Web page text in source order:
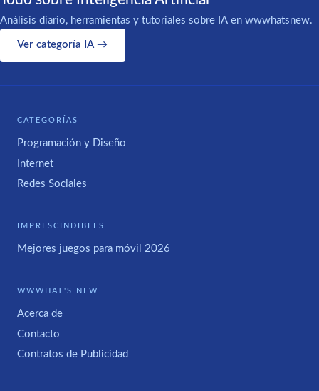
Análisis diario, herramientas y tutoriales sobre IA en wwwhatsnew.
Ver categoría IA →
CATEGORÍAS
Programación y Diseño
Internet
Redes Sociales
IMPRESCINDIBLES
Mejores juegos para móvil 2026
WWWHAT'S NEW
Acerca de
Contacto
Contratos de Publicidad